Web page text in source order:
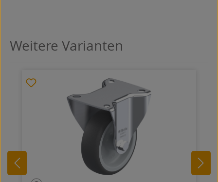
Produktgalerie überspringen
Weitere Varianten